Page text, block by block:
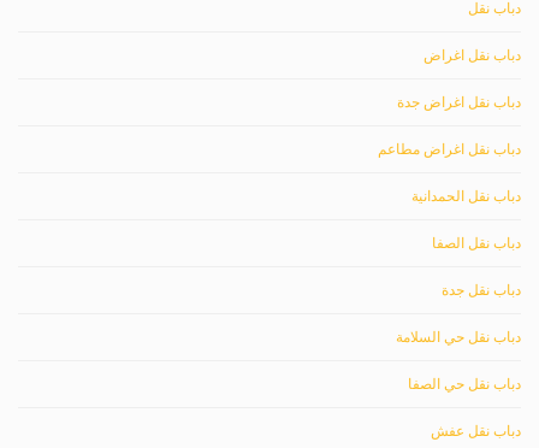
دباب نقل
دباب نقل اغراض
دباب نقل اغراض جدة
دباب نقل اغراض مطاعم
دباب نقل الحمدانية
دباب نقل الصفا
دباب نقل جدة
دباب نقل حي السلامة
دباب نقل حي الصفا
دباب نقل عفش